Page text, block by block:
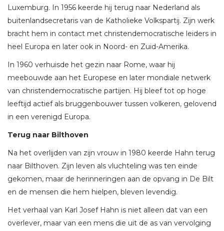
Luxemburg. In 1956 keerde hij terug naar Nederland als
buitenlandsecretaris van de Katholieke Volkspartij. Zijn werk
bracht hem in contact met christendemocratische leiders in
heel Europa en later ook in Noord- en Zuid-Amerika.
In 1960 verhuisde het gezin naar Rome, waar hij
meebouwde aan het Europese en later mondiale netwerk
van christendemocratische partijen. Hij bleef tot op hoge
leeftijd actief als bruggenbouwer tussen volkeren, gelovend
in een verenigd Europa.
Terug naar Bilthoven
Na het overlijden van zijn vrouw in 1980 keerde Hahn terug
naar Bilthoven. Zijn leven als vluchteling was ten einde
gekomen, maar de herinneringen aan de opvang in De Bilt
en de mensen die hem hielpen, bleven levendig.
Het verhaal van Karl Josef Hahn is niet alleen dat van een
overlever, maar van een mens die uit de as van vervolging